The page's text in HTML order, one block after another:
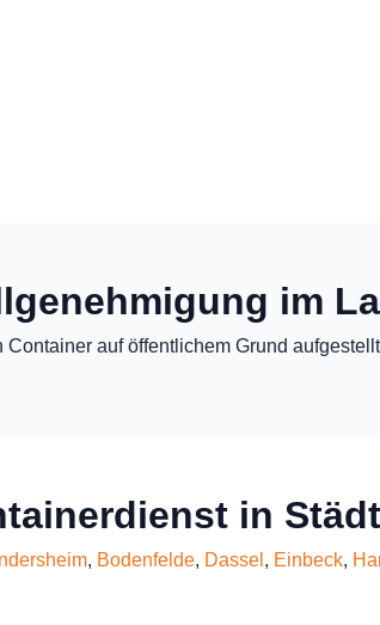
im
Container auf öffentlichem Grund
in
, Bodenfelde, Dassel , Einbeck,